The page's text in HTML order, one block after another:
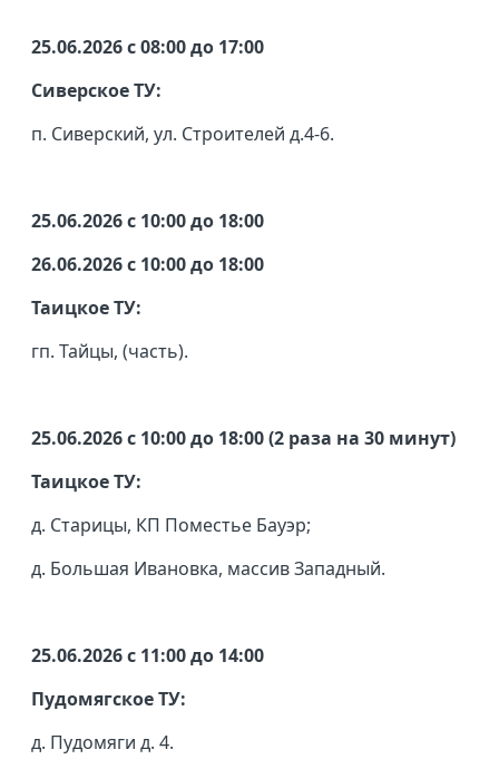
25.06.2026 с 08:00 до 17:00
Сиверское ТУ:
п. Сиверский, ул. Строителей д.4-6.
25.06.2026 с 10:00 до 18:00
26.06.2026 с 10:00 до 18:00
Таицкое ТУ:
гп. Тайцы, (часть).
25.06.2026 с 10:00 до 18:00 (2 раза на 30 минут)
Таицкое ТУ:
д. Старицы, КП Поместье Бауэр;
д. Большая Ивановка, массив Западный.
25.06.2026 с 11:00 до 14:00
Пудомягское ТУ:
д. Пудомяги д. 4.